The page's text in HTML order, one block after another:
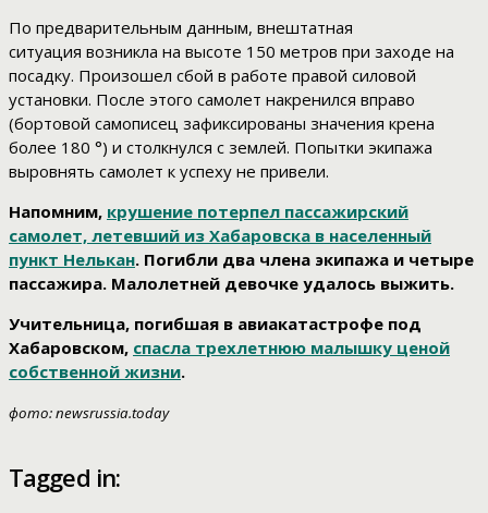
По предварительным данным, внештатная
ситуация возникла на высоте 150 метров при заходе на
посадку. Произошел сбой в работе правой силовой
установки. После этого самолет накренился вправо
(бортовой самописец зафиксированы значения крена
более 180 °) и столкнулся с землей. Попытки экипажа
выровнять самолет к успеху не привели.
Напомним, крушение потерпел пассажирский
самолет, летевший из Хабаровска в населенный
пункт Нелькан. Погибли два члена экипажа и четыре
пассажира. Малолетней девочке удалось выжить.
Учительница, погибшая в авиакатастрофе под
Хабаровском, спасла трехлетнюю малышку ценой
собственной жизни.
фото: newsrussia.today
Tagged in: